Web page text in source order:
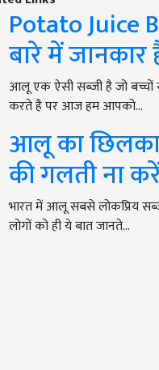
Potato Juice
बारे में जानकार
आलू एक ऐसी सब्जी है जो
करते है पर आज हम आपको…
आलू का
की गलती ना
भारत में आलू सबसे लोकप्रिय
लोगों को ही ये बात जानते…